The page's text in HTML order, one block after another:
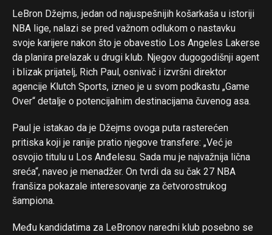
LeBron Džejms, jedan od najuspešnijih košarkaša u istoriji
NBA lige, nalazi se pred važnom odlukom o nastavku
svoje karijere nakon što je obavestio Los Angeles Lakerse
da planira prelazak u drugi klub. Njegov dugogodišnji agent
i blizak prijatelj, Rich Paul, osnivač i izvršni direktor
agencije Klutch Sports, izneo je u svom podkastu „Game
Over“ detalje o potencijalnim destinacijama čuvenog asa.
Paul je istakao da je Džejms ovoga puta rasterećen
pritiska koji je ranije pratio njegove transfere: „Već je
osvojio titulu u Los Anđelesu. Sada mu je najvažnija lična
sreća“, naveo je menadžer. On tvrdi da su čak 27 NBA
franšiza pokazale interesovanje za četvorostrukog
šampiona.
Među kandidatima za LeBronov naredni klub posebno se